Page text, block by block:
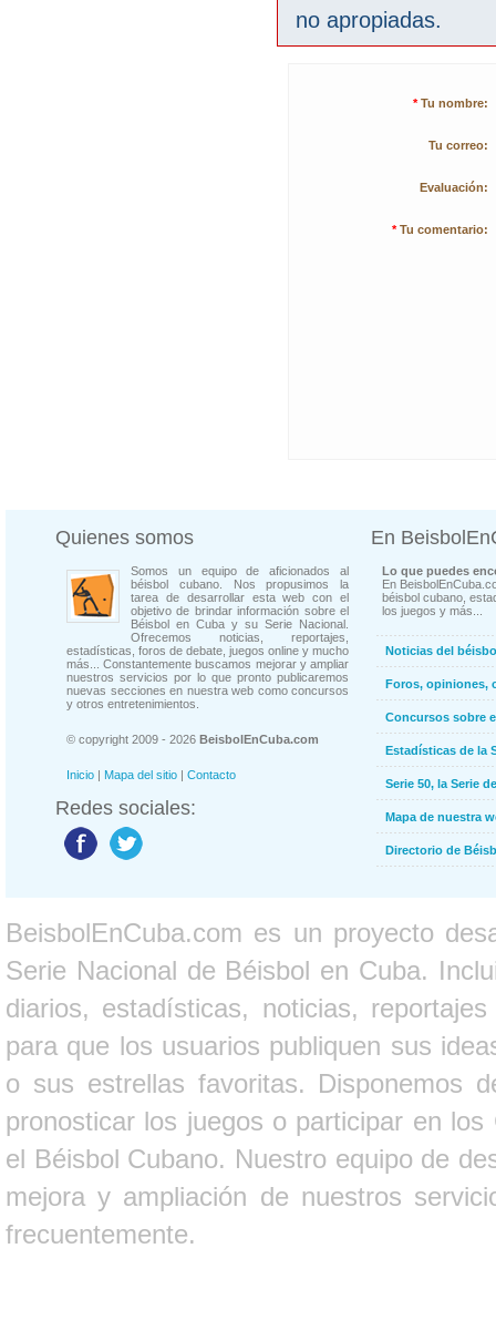
no apropiadas.
* Tu nombre:
Tu correo:
Evaluación:
* Tu comentario:
Quienes somos
Somos un equipo de aficionados al
béisbol cubano. Nos propusimos la
tarea de desarrollar esta web con el
objetivo de brindar información sobre el
Béisbol en Cuba y su Serie Nacional.
Ofrecemos noticias, reportajes,
estadísticas, foros de debate, juegos online y mucho
más... Constantemente buscamos mejorar y ampliar
nuestros servicios por lo que pronto publicaremos
nuevas secciones en nuestra web como concursos
y otros entretenimientos.
© copyright 2009 - 2026 BeisbolEnCuba.com
Inicio | Mapa del sitio | Contacto
Redes sociales:
En
Lo que puedes
En
béisbol cubano,
los juegos y más...
Noticias del
Foros, opiniones,
Concursos sobre
Estadísticas de la
Serie 50, la Serie
Mapa de nuestra
Directorio de
BeisbolEnCuba.com es un proyecto
Serie Nacional de Béisbol en Cuba.
diarios, estadísticas, noticias,
para que los usuarios publiquen sus
o sus estrellas favoritas. Disponemos
pronosticar los juegos o participar en
el Béisbol Cubano. Nuestro equipo de
mejora y ampliación de nuestros
frecuentemente.